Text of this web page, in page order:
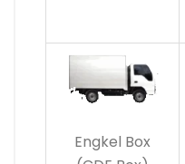
Engkel Box